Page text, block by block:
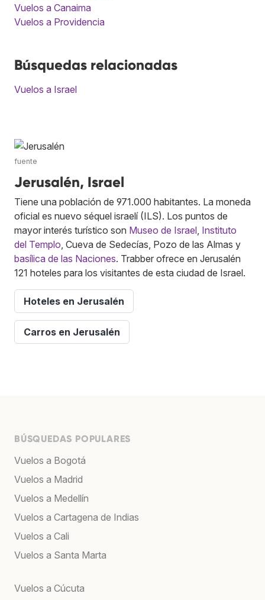
Vuelos a Canaima
Vuelos a Providencia
Búsquedas relacionadas
Vuelos a Israel
fuente
Jerusalén, Israel
Tiene una población de 971.000 habitantes. La moneda
oficial es nuevo séquel israelí (ILS). Los puntos de
mayor interés turístico son Museo de Israel Instituto
del Templo , Cueva de Sedecías, Pozo de las Almas y
basílica de las Naciones. Trabber ofrece en Jerusalén
121 hoteles para los visitantes de esta ciudad de Israel.
Hoteles en Jerusalén
Carros en Jerusalén
BÚSQUEDAS POPULARES
Vuelos a Bogotá
Vuelos a Madrid
Vuelos a Medellín
Vuelos a Cartagena de Indias
Vuelos a Cali
Vuelos a Santa Marta
Vuelos a Cúcuta